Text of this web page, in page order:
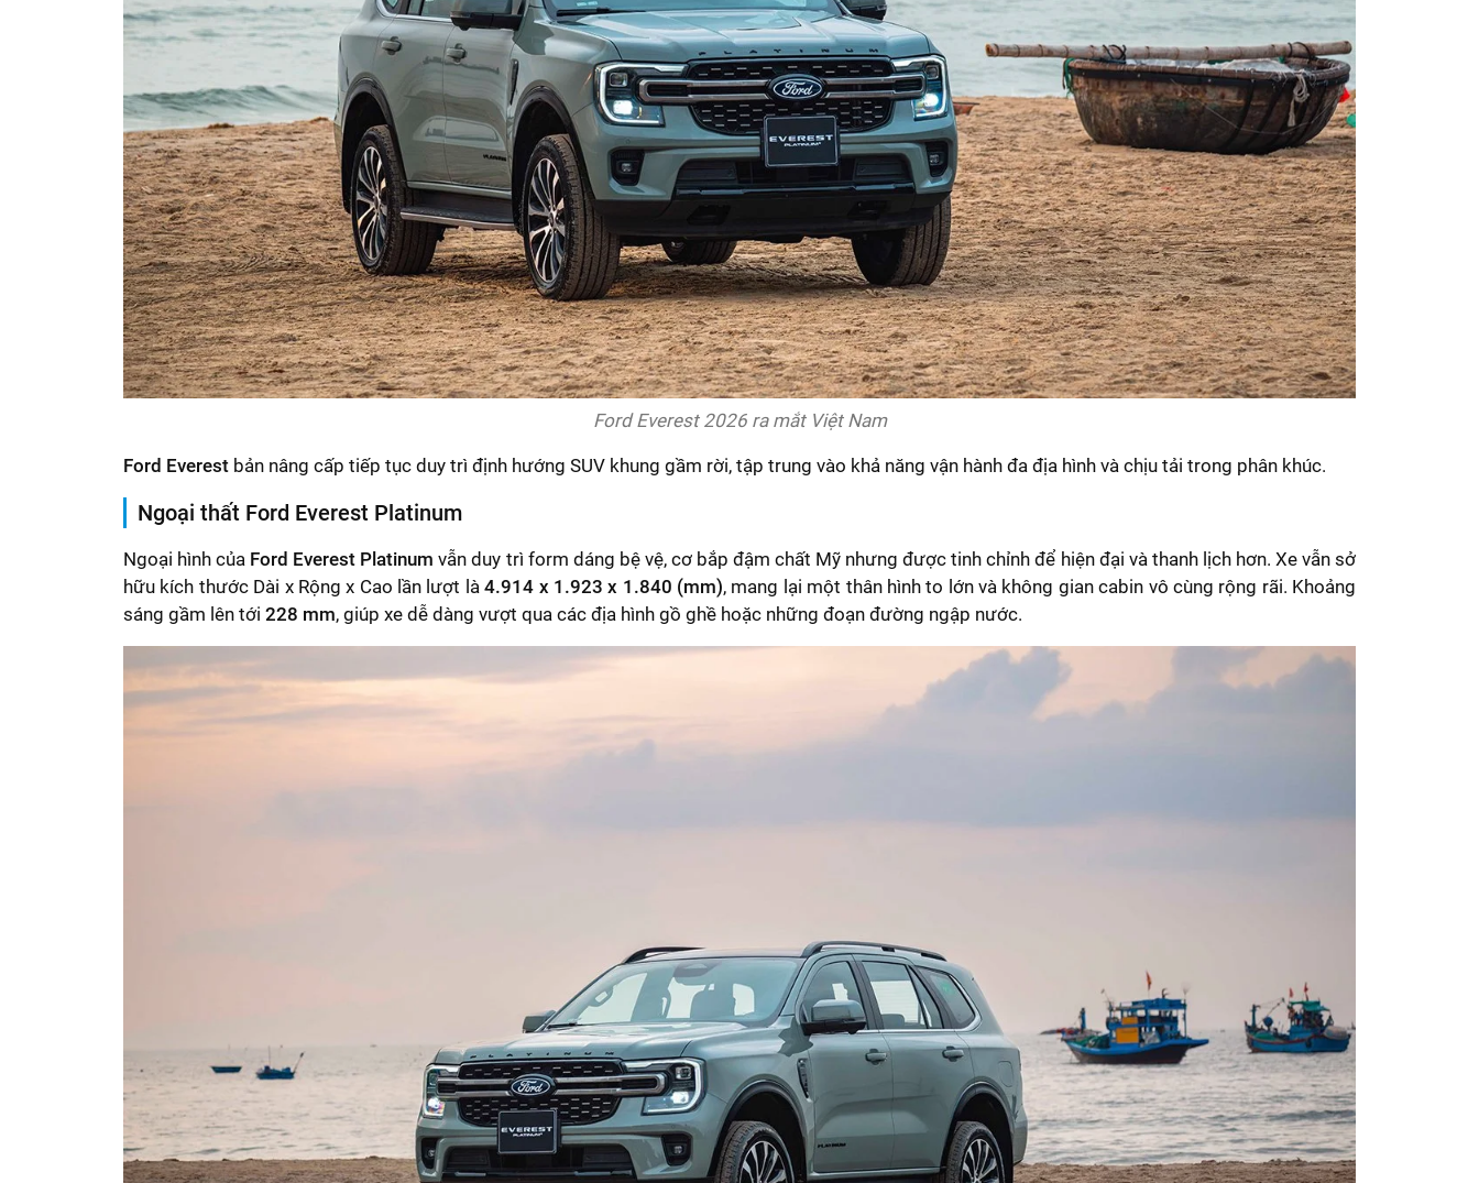
Ford Everest 2026 ra mắt Việt Nam
Ford Everest bản nâng cấp tiếp tục duy trì định hướng SUV khung gầm rời, tập trung vào khả năng vận hành đa địa hình và chịu tải trong phân khúc.
Ngoại thất Ford Everest Platinum
Ngoại hình của Ford Everest Platinum vẫn duy trì form dáng bệ vệ, cơ bắp đậm chất Mỹ nhưng được tinh chỉnh để hiện đại và thanh lịch hơn. Xe vẫn sở
hữu kích thước Dài x Rộng x Cao lần lượt là4.914 x 1.923 x 1.840 (mm), mang lại một thân hình to lớn và không gian cabin vô cùng rộng rãi. Khoảng
sáng gầm lên tới 228 mm, giúp xe dễ dàng vượt qua các địa hình gồ ghề hoặc những đoạn đường ngập nước.